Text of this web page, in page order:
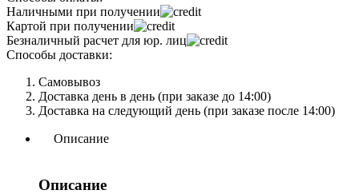
Наличными при получении
Картой при получении
Безналичный расчет для юр. лиц
Способы доставки:
Самовывоз
Доставка день в день (при заказе до 14:00)
Доставка на следующий день (при заказе после 14:00)
Описание
Описание